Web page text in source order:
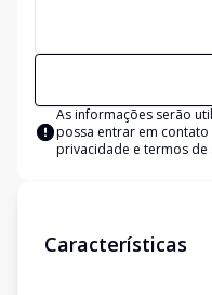
As informações serão
possa entrar em
privacidade e termos de
Características